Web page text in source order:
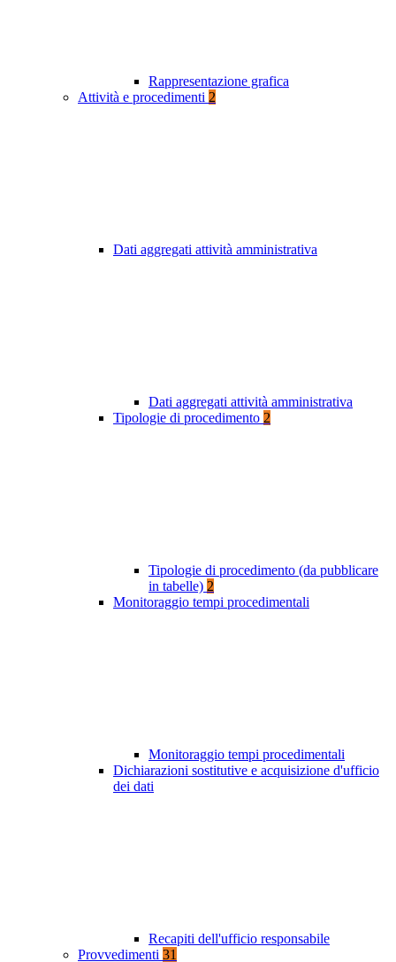
Rappresentazione grafica
Attività e procedimenti 2
Dati aggregati attività amministrativa
Dati aggregati attività amministrativa
Tipologie di procedimento 2
Tipologie di procedimento (da pubblicare
in tabelle) 2
Monitoraggio tempi procedimentali
Monitoraggio tempi procedimentali
Dichiarazioni sostitutive e acquisizione d'ufficio
dei dati
Recapiti dell'ufficio responsabile
Provvedimenti 31